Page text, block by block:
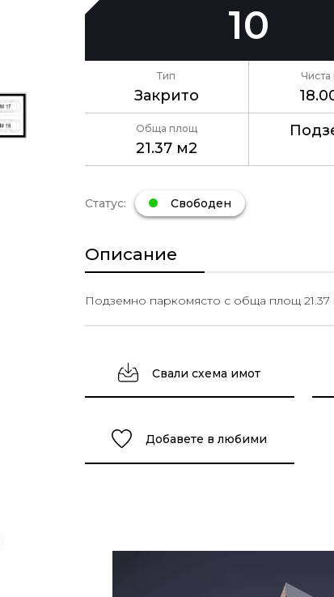
10
Тип
Закрито
Обща площ
21.37 м2
Статус: Свободен
Описание
Подземно паркомясто с обща площ 21.37
Свали схема имот
Добавете в любими